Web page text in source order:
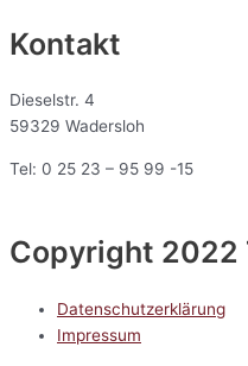
Kontakt
Dieselstr. 4
59329 Wadersloh
Tel: 0 25 23 – 95 99 -15
Copyright 2022
Datenschutzerklärung
Impressum